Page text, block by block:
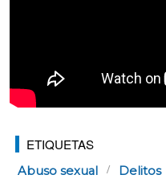
ETIQUETAS
Abuso sexual Delitos